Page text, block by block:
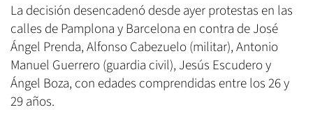
La decisión desencadenó desde ayer protestas en las
calles de Pamplona y Barcelona en contra de José
Ángel Prenda, Alfonso Cabezuelo (militar), Antonio
Manuel Guerrero (guardia civil), Jesús Escudero y
Ángel Boza, con edades comprendidas entre los 26 y
29 años.